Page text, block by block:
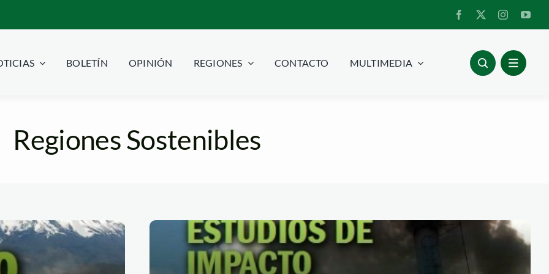
BOLETÍN OPINIÓN REGIONES CONTACTO MULTIMEDIA
Regiones Sostenibles